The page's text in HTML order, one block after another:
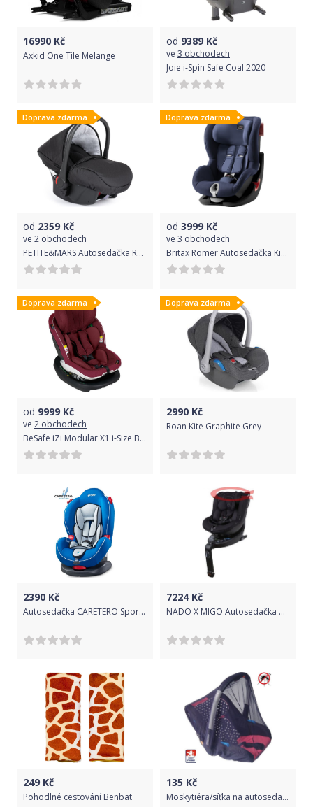
16990 Kč
Axkid One Tile Melange
od 9389 Kč
ve 3 obchodech
Joie i-Spin Safe Coal 2020
Doprava zdarma
od 2359 Kč
ve 2 obchodech
PETITE&MARS Autosedačka Rover II 0-13 kg Universal Black
Doprava zdarma
od 3999 Kč
ve 3 obchodech
Britax Römer Autosedačka King II Black, Moonlight Blue
Doprava zdarma
od 9999 Kč
ve 2 obchodech
BeSafe iZi Modular X1 i-Size Burgundy Mélange 2020
Doprava zdarma
2990 Kč
Roan Kite Graphite Grey
2390 Kč
Autosedačka CARETERO Sport classic Navy
7224Kč
NADO X MIGO Autosedačka O3 PLUS I-SIZE 360°(40-105 cm) 2021 BLACK STONE
249 Kč
Pohodlné cestování Benbat
135 Kč
Moskytiéra/síťka na autosedačku, Dětský svět, modrá